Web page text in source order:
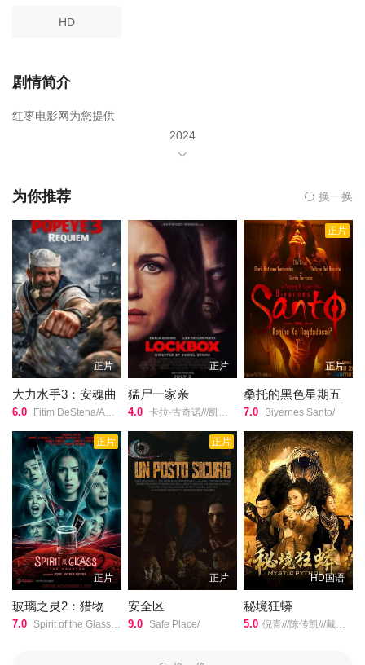
HD
剧情简介
红枣电影网为您提供
2024
尹亚森
刘梓钰
许亚琳
张嘉博
王露潼
郭梓辰
陈建华
主演,
玉素
导演的《消失的木偶》在线观看,《消失的木偶》百度云网盘资源以
及《消失的木偶》高清mp4迅雷下载，希望您能喜欢！
神秘照片女子离奇失踪，诡异木偶循声杀人, 一对年轻男女深陷走不
出的阴霾之中, 逃不开死亡诅咒！阴森月夜，幽闭空间，木偶复
活……昏暗走廊尽头似有亡魂归来, 究竟是来自木偶的诅咒，还是亡
为你推荐 换一换
正片
大力水手3：安魂曲
6.0 Fitim DeStena/Amy Gibbons/Jack/Hyde史蒂芬·莫瑞/
正片
猛尸一家亲
4.0 卡拉·古奇诺///凯瑟琳·伊莎贝尔///卢·泰勒·普奇///唐纳德·沙利斯///凯文·麦克纳尔蒂// Jason William Day //杰森·麦金农///罗曼·金赛拉///杰卡·博尚// Darcey Johnson / Aedan Edwards / Lee Tichon / Kenny Wood-Schatz/
正片
正片
桑托的黑色星期五
7.0 Biyernes Santo/
正片
正片
玻璃之灵2：猎物
7.0 Spirit of the Glass 2: The Hunted/
正片
正片
安全区
9.0 Safe Place/
HD国语
秘境狂蟒
5.0 倪青///陈传凯///戴洱滨/